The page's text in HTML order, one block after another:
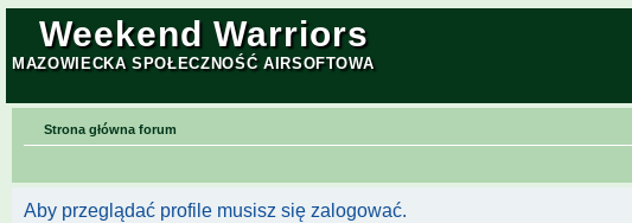
Weekend Warriors
MAZOWIECKA SPOŁECZNOŚĆ AIRSOFTOWA
Strona główna forum
Aby przeglądać profile musisz się zalogować.